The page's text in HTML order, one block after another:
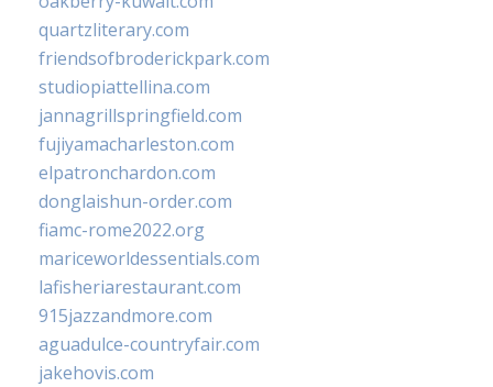
quartzliterary.com
friendsofbroderickpark.com
studiopiattellina.com
jannagrillspringfield.com
fujiyamacharleston.com
elpatronchardon.com
donglaishun-order.com
fiamc-rome2022.org
mariceworldessentials.com
lafisheriarestaurant.com
915jazzandmore.com
aguadulce-countryfair.com
jakehovis.com